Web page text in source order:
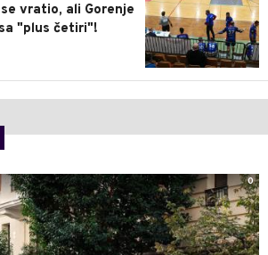
vratio, ali Gorenje
"plus četiri"!
0